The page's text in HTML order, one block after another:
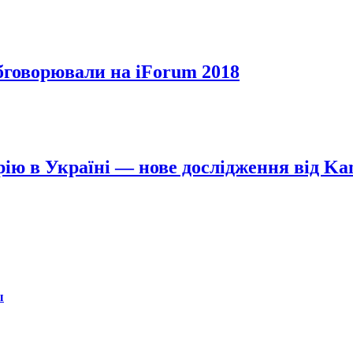
на iForum 2018
в Україні — нове дослідження від